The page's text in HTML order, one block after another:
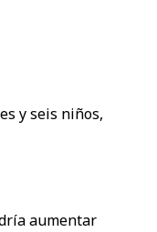
y seis niños,
aumentar